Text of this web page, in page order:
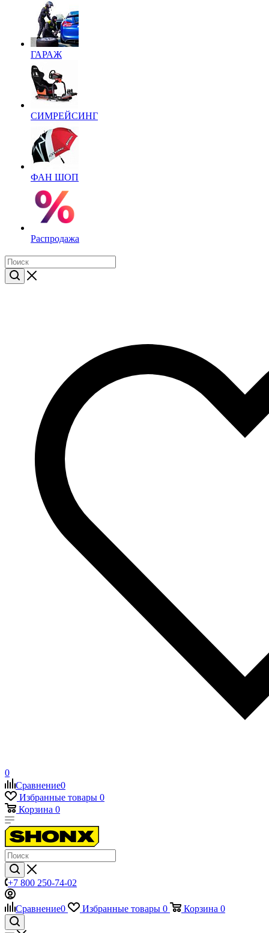
ГАРАЖ
СИМРЕЙСИНГ
ФАН ШОП
Распродажа
0
Сравнение0
Избранные товары 0
Корзина 0
+7 800 250-74-02
Сравнение0 Избранные товары 0 Корзина 0